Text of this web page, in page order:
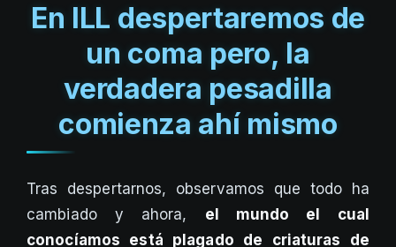
En ILL despertaremos de
un coma pero, la
verdadera pesadilla
comienza ahí mismo
Tras despertarnos, observamos que todo ha
cambiado y ahora, el mundo el cual
conocíamos está plagado de criaturas de